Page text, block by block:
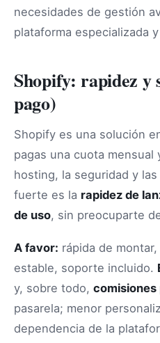
necesidades de gestión
plataforma especializada
Shopify: rapidez y
pago)
Shopify es una solución
pagas una cuota mensual
hosting, la seguridad y
fuerte es la rapidez de
de uso, sin preocuparte
A favor: rápida de
estable, soporte incluido.
y, sobre todo, comisiones
pasarela; menor
dependencia de la